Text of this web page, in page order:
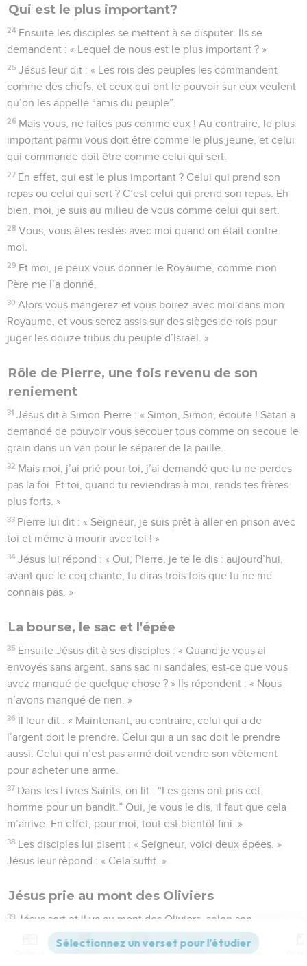
Qui est le plus important?
24 Ensuite les disciples se mettent à se disputer. Ils se
demandent : « Lequel de nous est le plus important ? »
25 Jésus leur dit : « Les rois des peuples les commandent
comme des chefs, et ceux qui ont le pouvoir sur eux veulent
qu’on les appelle “amis du peuple”.
26 Mais vous, ne faites pas comme eux ! Au contraire, le plus
important parmi vous doit être comme le plus jeune, et celui
qui commande doit être comme celui qui sert.
27 En effet, qui est le plus important ? Celui qui prend son
repas ou celui qui sert ? C’est celui qui prend son repas. Eh
bien, moi, je suis au milieu de vous comme celui qui sert.
28 Vous, vous êtes restés avec moi quand on était contre
moi.
29 Et moi, je peux vous donner le Royaume, comme mon
Père me l’a donné.
30 Alors vous mangerez et vous boirez avec moi dans mon
Royaume, et vous serez assis sur des sièges de rois pour
juger les douze tribus du peuple d’Israël. »
Rôle de Pierre, une fois revenu de son
reniement
31 Jésus dit à Simon-Pierre : « Simon, Simon, écoute ! Satan a
demandé de pouvoir vous secouer tous comme on secoue le
grain dans un van pour le séparer de la paille.
32 Mais moi, j’ai prié pour toi, j’ai demandé que tu ne perdes
pas la foi. Et toi, quand tu reviendras à moi, rends tes frères
plus forts. »
33 Pierre lui dit : « Seigneur, je suis prêt à aller en prison avec
toi et même à mourir avec toi ! »
34 Jésus lui répond : « Oui, Pierre, je te le dis : aujourd’hui,
avant que le coq chante, tu diras trois fois que tu ne me
connais pas. »
La bourse, le sac et l'épée
35 Ensuite Jésus dit à ses disciples : « Quand je vous ai
envoyés sans argent, sans sac ni sandales, est-ce que vous
avez manqué de quelque chose ? » Ils répondent : « Nous
n’avons manqué de rien. »
36 Il leur dit : « Maintenant, au contraire, celui qui a de
l’argent doit le prendre. Celui qui a un sac doit le prendre
aussi. Celui qui n’est pas armé doit vendre son vêtement
pour acheter une arme.
37 Dans les Livres Saints, on lit : “Les gens ont pris cet
homme pour un bandit.” Oui, je vous le dis, il faut que cela
m’arrive. En effet, pour moi, tout est bientôt fini. »
38 Les disciples lui disent : « Seigneur, voici deux épées. »
Jésus leur répond : « Cela suffit. »
Jésus prie au mont des Oliviers
39
Jésus sort et il va au mont des Oliviers, selon son
habitude. Ses disciples le suivent.
Quand il arrive à cet endroit, il leur dit : « Priez pour
Versions Commentaires Strong